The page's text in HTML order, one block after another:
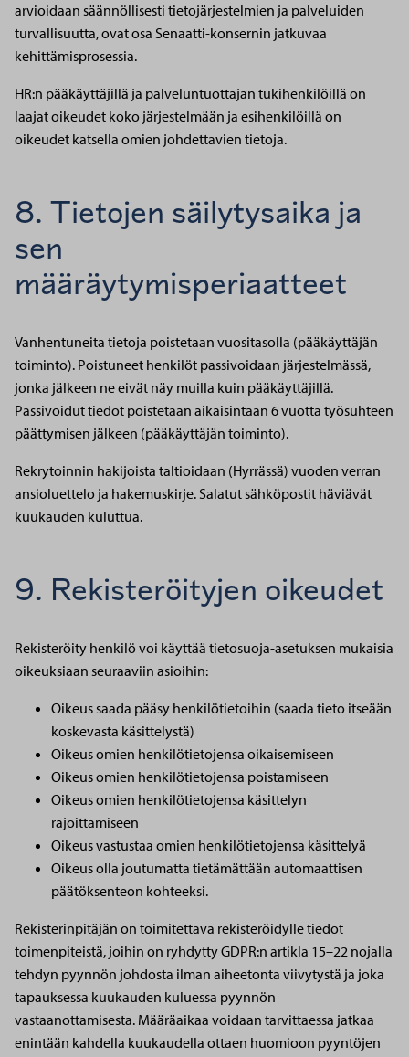
arvioidaan säännöllisesti tietojärjestelmien ja palveluiden
turvallisuutta, ovat osa Senaatti-konsernin jatkuvaa
kehittämisprosessia.
HR:n pääkäyttäjillä ja palveluntuottajan tukihenkilöillä on
laajat oikeudet koko järjestelmään ja esihenkilöillä on
oikeudet katsella omien johdettavien tietoja.
8. Tietojen säilytysaika ja
sen
määräytymisperiaatteet
Vanhentuneita tietoja poistetaan vuositasolla (pääkäyttäjän
toiminto). Poistuneet henkilöt passivoidaan järjestelmässä,
jonka jälkeen ne eivät näy muilla kuin pääkäyttäjillä.
Passivoidut tiedot poistetaan aikaisintaan 6 vuotta työsuhteen
päättymisen jälkeen (pääkäyttäjän toiminto).
Rekrytoinnin hakijoista taltioidaan (Hyrrässä) vuoden verran
ansioluettelo ja hakemuskirje. Salatut sähköpostit häviävät
kuukauden kuluttua.
9. Rekisteröityjen oikeudet
Rekisteröity henkilö voi käyttää tietosuoja-asetuksen mukaisia
oikeuksiaan seuraaviin asioihin:
Oikeus saada pääsy henkilötietoihin (saada tieto itseään
koskevasta käsittelystä)
Oikeus omien henkilötietojensa oikaisemiseen
Oikeus omien henkilötietojensa poistamiseen
Oikeus omien henkilötietojensa käsittelyn
rajoittamiseen
Oikeus vastustaa omien henkilötietojensa käsittelyä
Oikeus olla joutumatta tietämättään automaattisen
päätöksenteon kohteeksi.
Rekisterinpitäjän on toimitettava rekisteröidylle tiedot
toimenpiteistä, joihin on ryhdytty GDPR:n artikla 15–22 nojalla
tehdyn pyynnön johdosta ilman aiheetonta viivytystä ja joka
tapauksessa kuukauden kuluessa pyynnön
vastaanottamisesta. Määräaikaa voidaan tarvittaessa jatkaa
enintään kahdella kuukaudella ottaen huomioon pyyntöjen